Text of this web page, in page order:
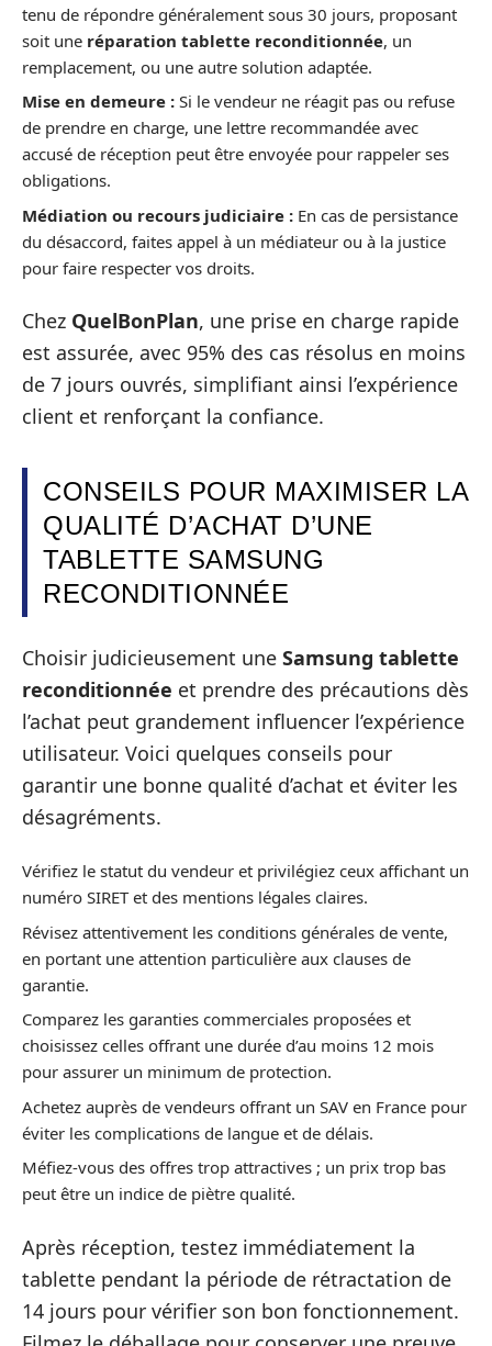
tenu de répondre généralement sous 30 jours, proposant
soit une réparation tablette reconditionnée, un
remplacement, ou une autre solution adaptée.
Mise en demeure : Si le vendeur ne réagit pas ou refuse
de prendre en charge, une lettre recommandée avec
accusé de réception peut être envoyée pour rappeler ses
obligations.
Médiation ou recours judiciaire : En cas de persistance
du désaccord, faites appel à un médiateur ou à la justice
pour faire respecter vos droits.
Chez QuelBonPlan, une prise en charge rapide
est assurée, avec 95% des cas résolus en moins
de 7 jours ouvrés, simplifiant ainsi l’expérience
client et renforçant la confiance.
CONSEILS POUR MAXIMISER LA
QUALITÉ D’ACHAT D’UNE
TABLETTE SAMSUNG
RECONDITIONNÉE
Choisir judicieusement une Samsung tablette
reconditionnée et prendre des précautions dès
l’achat peut grandement influencer l’expérience
utilisateur. Voici quelques conseils pour
garantir une bonne qualité d’achat et éviter les
désagréments.
Vérifiez le statut du vendeur et privilégiez ceux affichant un
numéro SIRET et des mentions légales claires.
Révisez attentivement les conditions générales de vente,
en portant une attention particulière aux clauses de
garantie.
Comparez les garanties commerciales proposées et
choisissez celles offrant une durée d’au moins 12 mois
pour assurer un minimum de protection.
Achetez auprès de vendeurs offrant un SAV en France pour
éviter les complications de langue et de délais.
Méfiez-vous des offres trop attractives ; un prix trop bas
peut être un indice de piètre qualité.
Après réception, testez immédiatement la
tablette pendant la période de rétractation de
14 jours pour vérifier son bon fonctionnement.